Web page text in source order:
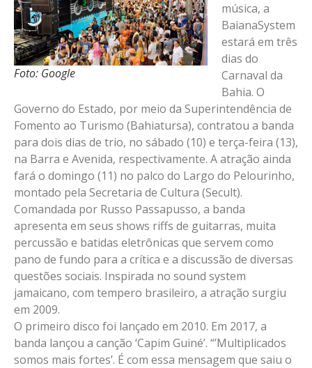
Foto: Google
música, a
BaianaSystem
estará em três
dias do
Carnaval da
Bahia. O
Governo do Estado, por meio da Superintendência de
Fomento ao Turismo (Bahiatursa), contratou a banda
para dois dias de trio, no sábado (10) e terça-feira (13),
na Barra e Avenida, respectivamente. A atração ainda
fará o domingo (11) no palco do Largo do Pelourinho,
montado pela Secretaria de Cultura (Secult).
Comandada por Russo Passapusso, a banda
apresenta em seus shows riffs de guitarras, muita
percussão e batidas eletrônicas que servem como
pano de fundo para a crítica e a discussão de diversas
questões sociais. Inspirada no sound system
jamaicano, com tempero brasileiro, a atração surgiu
em 2009.
O primeiro disco foi lançado em 2010. Em 2017, a
banda lançou a canção ‘Capim Guiné’. “’Multiplicados
somos mais fortes’. É com essa mensagem que saiu o